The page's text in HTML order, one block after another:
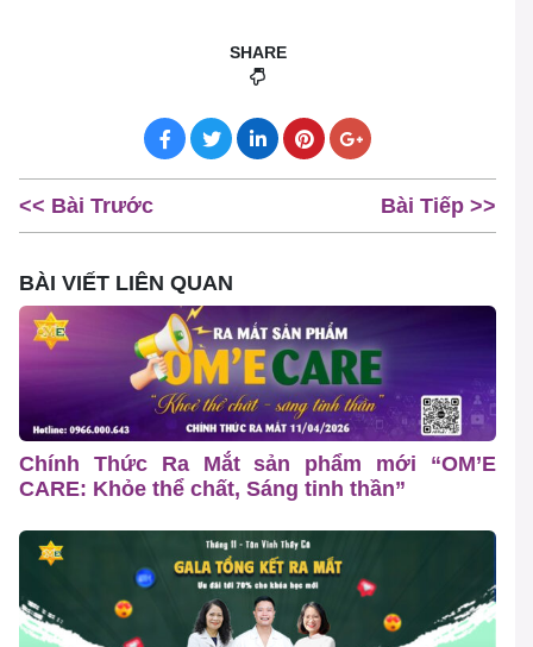
SHARE
<< Bài Trước Bài Tiếp >>
BÀI VIẾT LIÊN QUAN
Chính Thức Ra Mắt sản phẩm mới “OM’E
CARE: Khỏe thể chất, Sáng tinh thần”